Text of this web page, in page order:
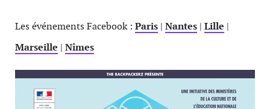
Les événements Facebook : Paris | Nantes | Lille |
Marseille | Nîmes